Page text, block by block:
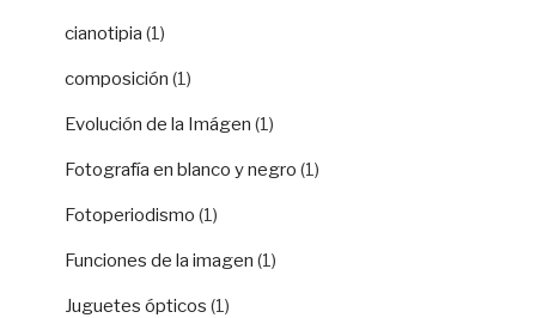
cianotipia (1)
composición (1)
Evolución de la Imágen (1)
Fotografía en blanco y negro (1)
Fotoperiodismo (1)
Funciones de la imagen (1)
Juguetes ópticos (1)